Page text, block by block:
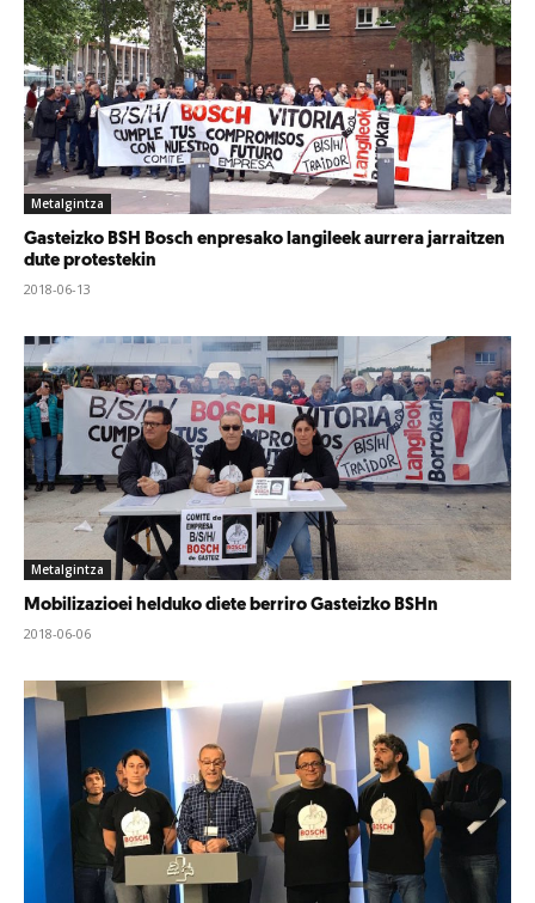
Metalgintza
Gasteizko BSH Bosch enpresako langileek aurrera jarraitzen
dute protestekin
2018-06-13
Metalgintza
Mobilizazioei helduko diete berriro Gasteizko BSHn
2018-06-06